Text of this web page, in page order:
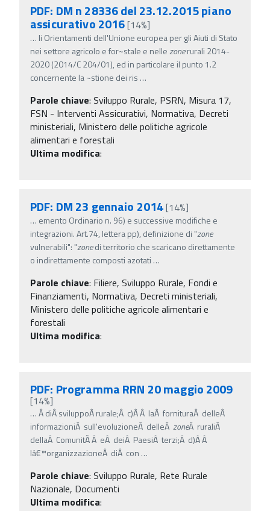
PDF: DM n 28336 del 23.12.2015 piano
assicurativo 2016[14%]
… li Orientamenti dell'Unione europea per gli Aiuti di Stato
nei settore agricolo e for~stale e nellezonerurali 2014-
2020 (2014/C 204/01), ed in particolare il punto 1.2
concernente la ~stione dei ris …
Parole chiave: Sviluppo Rurale, PSRN, Misura 17,
FSN - Interventi Assicurativi, Normativa, Decreti
ministeriali, Ministero delle politiche agricole
alimentari e forestali
Ultima modifica:
PDF: DM 23 gennaio 2014[14%]
… emento Ordinario n. 96) e successive modifiche e
integrazioni. Art.74, lettera pp), definizione di "zone
vulnerabili": "zonedi territorio che scaricano direttamente
o indirettamente composti azotati …
Parole chiave: Filiere, Sviluppo Rurale, Fondi e
Finanziamenti, Normativa, Decreti ministeriali,
Ministero delle politiche agricole alimentari e
forestali
Ultima modifica:
PDF: Programma RRN 20 maggio 2009
[14%]
…Â diÂ sviluppoÂ rurale;Â c)Â Â laÂ fornituraÂ delleÂ
informazioniÂ sull'evoluzioneÂ delleÂ zoneÂ ruraliÂ
dellaÂ ComunitÃ Â eÂ deiÂ PaesiÂ terzi;Â d)Â Â
lâ€™organizzazioneÂ diÂ con …
Parole chiave: Sviluppo Rurale, Rete Rurale
Nazionale, Documenti
Ultima modifica: